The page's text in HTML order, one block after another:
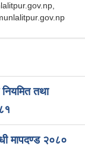
नियमित तथा
मापदण्ड २०८०